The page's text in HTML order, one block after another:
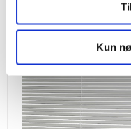
Kun